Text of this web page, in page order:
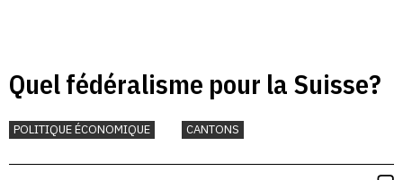
Quel fédéralisme pour la Suisse?
POLITIQUE ÉCONOMIQUE CANTONS